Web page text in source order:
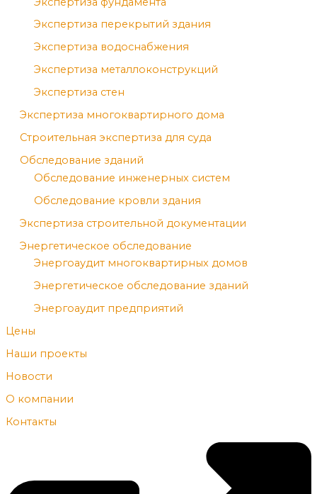
Экспертиза перекрытий здания
Экспертиза водоснабжения
Экспертиза металлоконструкций
Экспертиза стен
Экспертиза многоквартирного дома
Строительная экспертиза для суда
Обследование зданий
Обследование инженерных систем
Обследование кровли здания
Экспертиза строительной документации
Энергетическое обследование
Энергоаудит многоквартирных домов
Энергетическое обследование зданий
Энергоаудит предприятий
Цены
Наши проекты
Новости
О компании
Контакты